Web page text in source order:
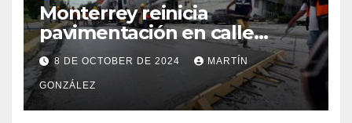
Monterrey reinicia
pavimentación en calle
Filósofos
8 DE OCTOBER DE 2024 MARTÍN
GONZÁLEZ